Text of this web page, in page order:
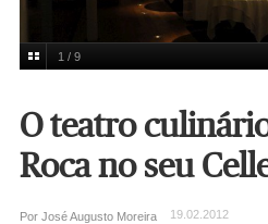
Luis Efigénio/Nfactos
1 / 9
O teatro
Roca no seu
Por José Augusto Moreira 19.02.2012